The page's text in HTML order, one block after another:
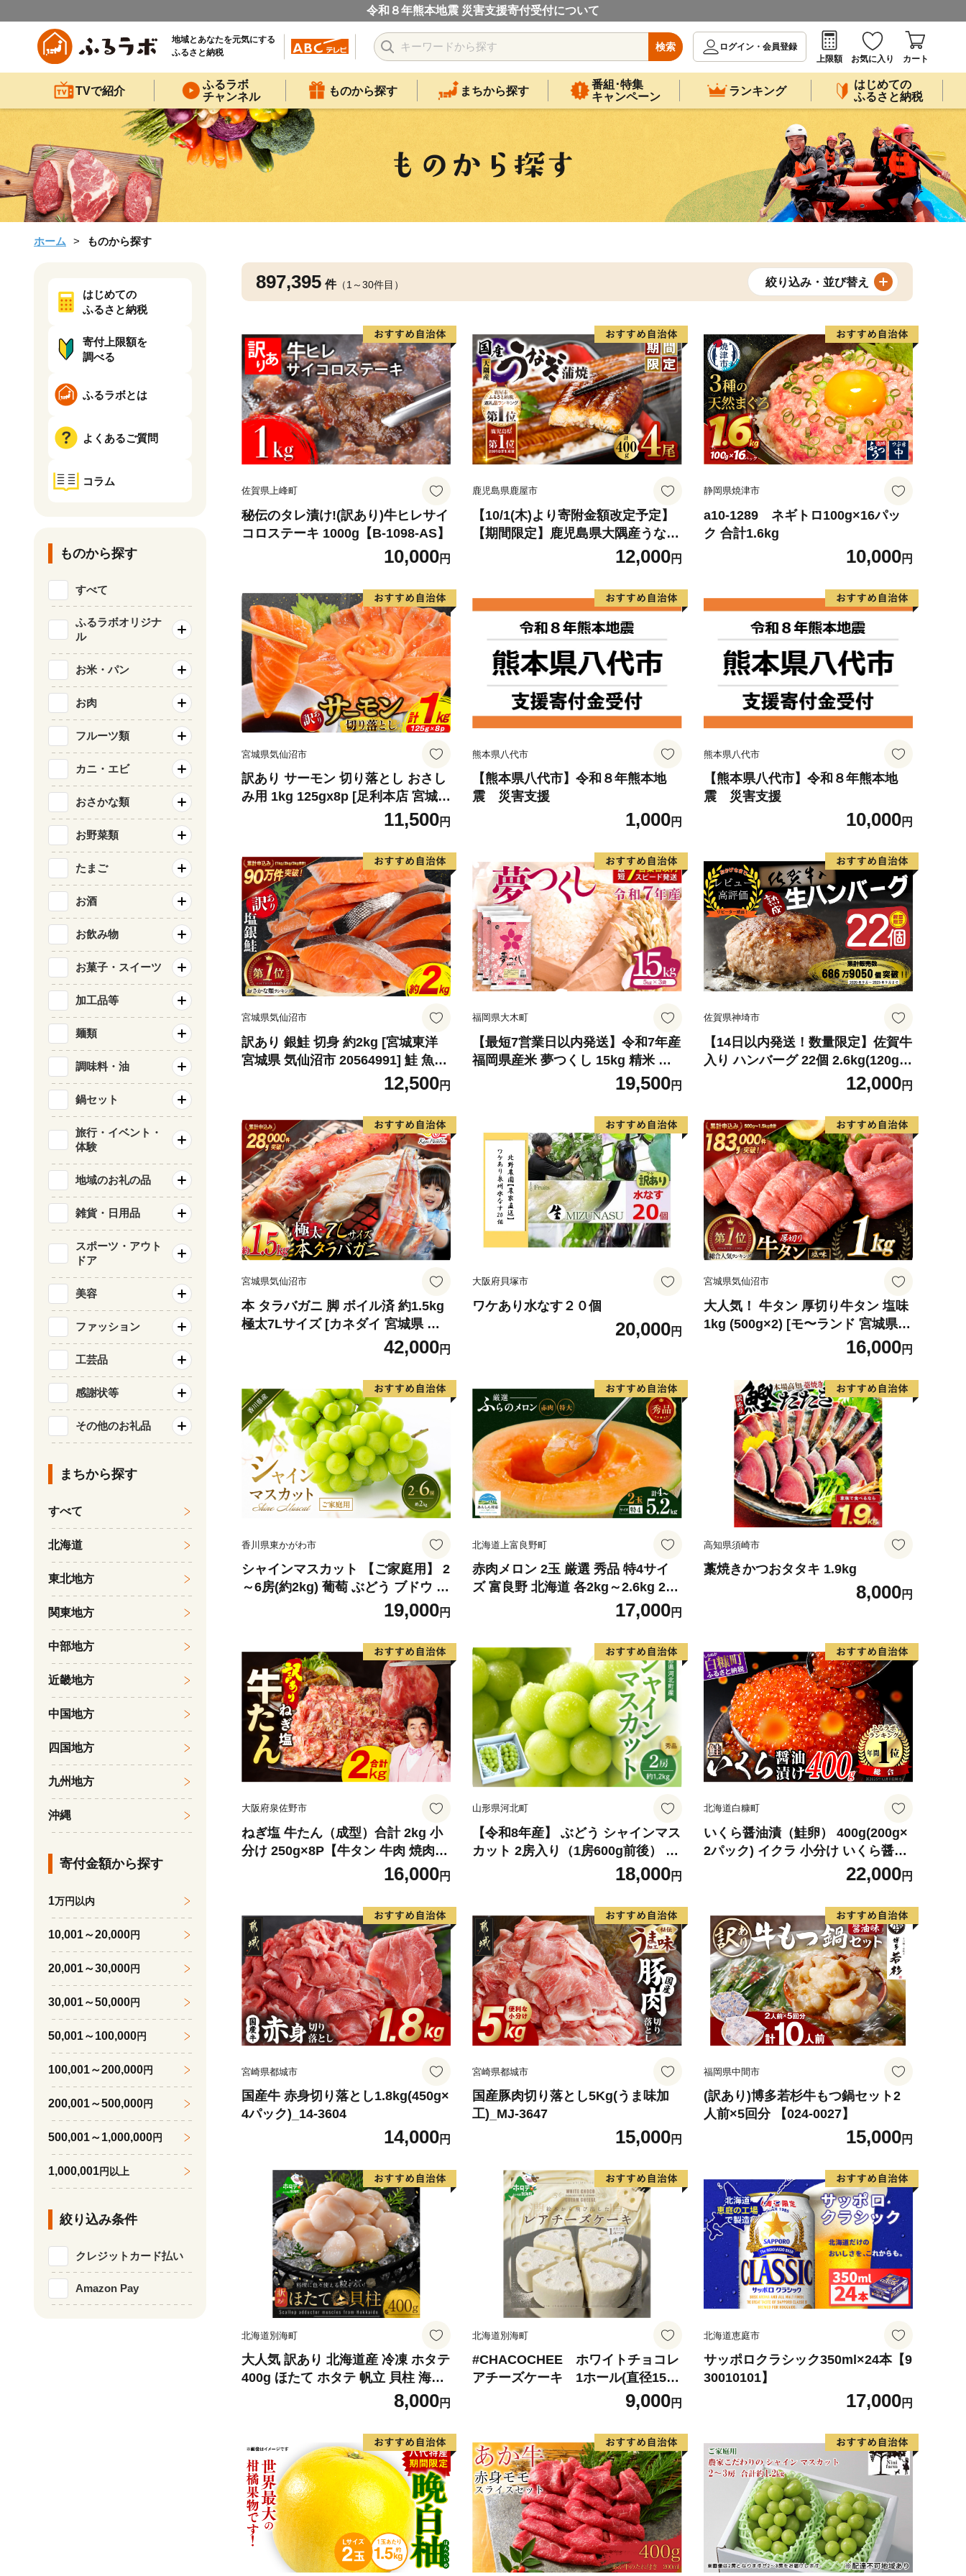
令和８年熊本地震 災害支援寄付受付について
地域とあなたを元気にする
ふるさと納税
検索
ログイン・会員登録
上限額
お気に入り カート
TVで紹介
ふるラボ
チャンネル
ものから探す まちから探す
番組･特集
キャンペーン
ランキング
はじめての
ふるさと納税
ホーム ものから探す
897,395 件（1～30件目） 絞り込み・並び替え
佐賀県上峰町
秘伝のタレ漬け!(訳あり)牛ヒレサイ
コロステーキ 1000g【B-1098-AS】
10,000円
鹿児島県鹿屋市
【10/1(木)より寄附金額改定予定】
【期間限定】鹿児島県大隅産うなぎ
蒲焼4尾（400g） KN007-023
12,000円
静岡県焼津市
a10-1289 ネギトロ100g×16パッ
ク 合計1.6kg
10,000円
宮城県気仙沼市
訳あり サーモン 切り落とし おさし
み用 1kg 125gx8p [足利本店 宮城県
気仙沼市 20564313] 魚 魚介類 鮭 お
刺し身 刺し身 刺身 生 生食 個包装
チリ銀鮭 銀鮭 海鮮 海鮮丼 魚介
11,500円
熊本県八代市
【熊本県八代市】令和８年熊本地
震 災害支援
1,000円
熊本県八代市
【熊本県八代市】令和８年熊本地
震 災害支援
10,000円
宮城県気仙沼市
訳あり 銀鮭 切身 約2kg [宮城東洋
宮城県 気仙沼市 20564991] 鮭 魚介
類 海鮮 訳アリ 規格外 不揃い さけ
サケ 鮭切身 シャケ 切り身 冷凍 家
庭用 おかず 弁当 支援 サーモン 銀
鮭切り身 魚 わけあり
12,500円
福岡県大木町
【最短7営業日以内発送】令和7年産
福岡県産米 夢つくし 15kg 精米 ※
北海道・沖縄・離島は配送不可
19,500円
佐賀県神埼市
【14日以内発送！数量限定】佐賀牛
入り ハンバーグ 22個 2.6kg(120g×
22個)【佐賀牛 黒毛和牛 ブランド牛
九州 ハンバーグ 牛肉 豚肉 国産 お
弁当 おかず 惣菜 おすすめ 人気】(H
083106)
12,000円
宮城県気仙沼市
本 タラバガニ 脚 ボイル済 約1.5kg
極太7Lサイズ [カネダイ 宮城県 気
仙沼市 20564326] カニ かに 蟹 たら
ばがに たらば蟹 タラバ蟹 たらば タ
42,000円
大阪府貝塚市
ワケあり水なす２０個
20,000円
宮城県気仙沼市
大人気！ 牛タン 厚切り牛タン 塩味
1kg (500g×2) [モ〜ランド 宮城県
気仙沼市 20564660] 肉 牛肉 精肉 牛
たん 牛タン塩 牛たん塩 冷凍 焼肉 B
BQ アウトドア バーベキュー 厚切
り タン
16,000円
香川県東かがわ市
シャインマスカット 【ご家庭用】 2
～6房(約2kg) 葡萄 ぶどう ブドウ フ
ルーツ 果物 くだもの 果実 旬の果物
旬のフルーツ 香川 香川県 東かがわ
19,000円
北海道上富良野町
赤肉メロン 2玉 厳選 秀品 特4サイ
ズ 富良野 北海道 各2kg～2.6kg 2玉
セット ファーム富良野 メロン めろ
ん 果物 くだもの フルーツ デザート
旬の果物 旬のフルーツ
17,000円
高知県須崎市
藁焼きかつおタタキ 1.9kg
8,000円
大阪府泉佐野市
ねぎ塩 牛たん（成型）合計 2kg 小
分け 250g×8P【牛タン 牛肉 焼肉用
薄切り 訳あり サイズ不揃い】
16,000円
山形県河北町
【令和8年産】 ぶどう シャインマス
カット 2房入り（1房600g前後） 秀
品 山形県河北町産【山形eLab】 ka
18,000円
北海道白糠町
いくら醤油漬（鮭卵） 400g(200g×
2パック) イクラ 小分け いくら醤油
漬 鮭いくら いくら醤油漬け 鮭 鮭卵
ikura 醤油いくら 冷凍いくら いく
ら北海道 醤油鮭いくら 人気 大好評
品 北海道 白糠町
22,000円
宮崎県都城市
国産牛 赤身切り落とし1.8kg(450g×
4パック)_14-3604
14,000円
宮崎県都城市
国産豚肉切り落とし5Kg(うま味加
工)_MJ-3647
15,000円
福岡県中間市
(訳あり)博多若杉牛もつ鍋セット2
人前×5回分 【024-0027】
15,000円
北海道別海町
大人気 訳あり 北海道産 冷凍 ホタテ
400g ほたて ホタテ 帆立 貝柱 海鮮
魚介類 刺身 大粒 天然 海鮮 ランキ
ング 大人気 人気 おすすめ 訳あり
8,000円
北海道別海町
#CHACOCHEE ホワイトチョコレ
アチーズケーキ 1ホール(直径15c
m)（北海道,別海町,チーズ,ちーず,
チーズケーキ,ふるさと納税）
9,000円
北海道恵庭市
サッポロクラシック350ml×24本【9
30010101】
17,000円
はじめての
ふるさと納税
寄付上限額を
調べる
ふるラボとは
よくあるご質問
コラム
ものから探す
すべて
ふるラボオリジナ
ル
お米・パン
お肉
フルーツ類
カニ・エビ
おさかな類
お野菜類
たまご
お酒
お飲み物
お菓子・スイーツ
加工品等
麺類
調味料・油
鍋セット
旅行・イベント・
体験
地域のお礼の品
雑貨・日用品
スポーツ・アウト
ドア
美容
ファッション
工芸品
感謝状等
その他のお礼品
まちから探す
すべて
北海道
東北地方
関東地方
中部地方
近畿地方
中国地方
四国地方
九州地方
沖縄
寄付金額から探す
1万円以内
10,001～20,000円
20,001～30,000円
30,001～50,000円
50,001～100,000円
100,001～200,000円
200,001～500,000円
500,001～1,000,000円
1,000,001円以上
絞り込み条件
クレジットカード払い
Amazon Pay